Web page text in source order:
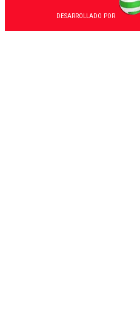
DESARROLLADO POR